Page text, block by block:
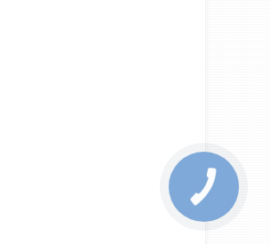
КНОПКА
ЗВ'ЯЗКУ